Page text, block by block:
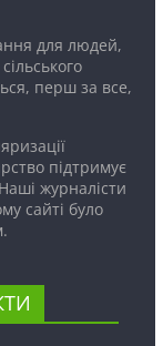
для людей,
перш за все,
підтримує
журналісти
сайті було